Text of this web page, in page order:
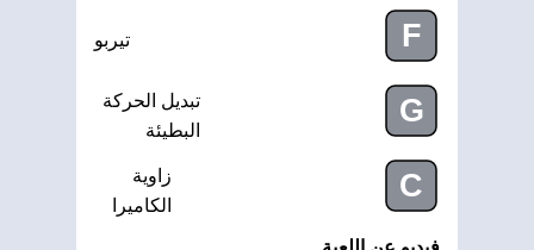
F تيربو
G
تبديل الحركة
البطيئة
C
زاوية
الكاميرا